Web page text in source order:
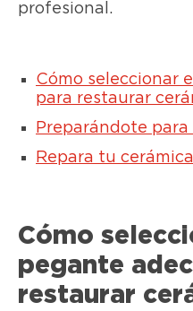
profesional.
Cómo seleccionar
para restaurar
Preparándote
Repara tu
Cómo
pegante
restaurar